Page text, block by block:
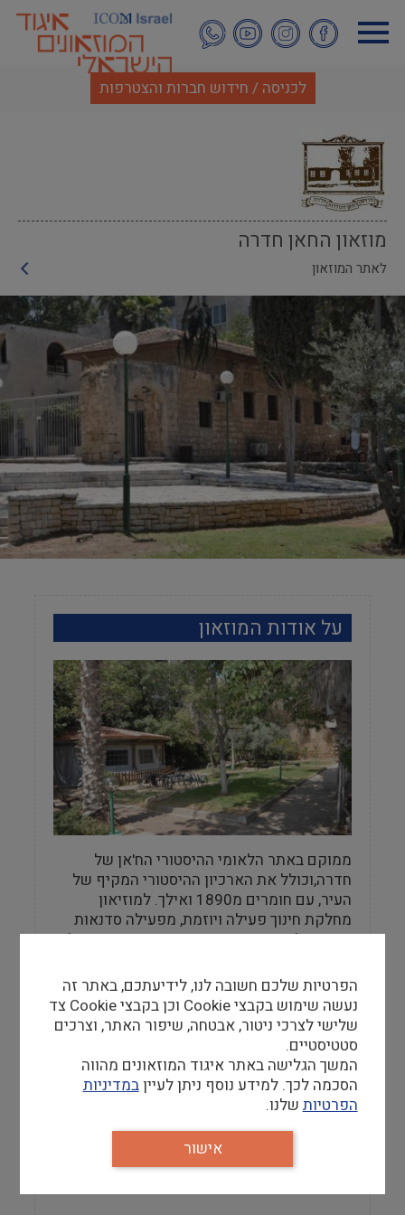
לתוכן
העיקרי
לכניסה / חידוש חברות והצטרפות
מוזאון החאן חדרה
לאתר המוזאון
על אודות המוזאון
ממוקם באתר הלאומי ההיסטורי הח'אן של
חדרה,וכולל את הארכיון ההיסטורי המקיף של
העיר, עם חומרים מ1890 ואילך. למוזיאון
מחלקת חינוך פעילה ויוזמת, מפעילה סדנאות
מגוונות לצעירים ובוגרים, מפיקה אירועים בעלי
מידע למבקר
אתר
http://www.museum-khanhadera.org.il/
הפרטיות שלכם חשובה לנו, לידיעתכם, באתר זה
נעשה שימוש בקבצי Cookie וכן בקבצי Cookie צד
שלישי לצרכי ניטור, אבטחה, שיפור האתר, וצרכים
סטטיסטיים.
המשך הגלישה באתר איגוד המוזאונים מהווה
הסכמה לכך. למידע נוסף ניתן לעייןבמדיניות
הפרטיותשלנו.
אישור